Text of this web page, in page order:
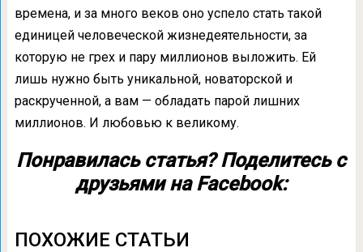
времена, и за много веков оно успело стать такой
единицей человеческой жизнедеятельности, за
которую не грех и пару миллионов выложить. Ей
лишь нужно быть уникальной, новаторской и
раскрученной, а вам — обладать парой лишних
миллионов. И любовью к великому.
Понравилась статья? Поделитесь с
друзьями на Facebook:
ПОХОЖИЕ СТАТЬИ